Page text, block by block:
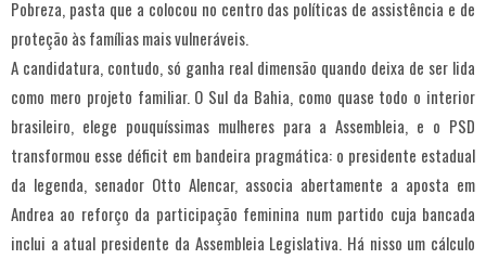
Pobreza, pasta que a colocou no centro das políticas de assistência e de
proteção às famílias mais vulneráveis.
A candidatura, contudo, só ganha real dimensão quando deixa de ser lida
como mero projeto familiar. O Sul da Bahia, como quase todo o interior
brasileiro, elege pouquíssimas mulheres para a Assembleia, e o PSD
transformou esse déficit em bandeira pragmática: o presidente estadual
da legenda, senador Otto Alencar, associa abertamente a aposta em
Andrea ao reforço da participação feminina num partido cuja bancada
inclui a atual presidente da Assembleia Legislativa. Há nisso um cálculo